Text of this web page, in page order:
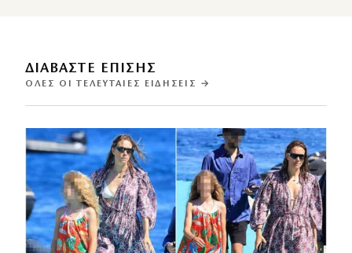
ΔΙΑΒΑΣΤΕ ΕΠΙΣΗΣ
ΌΛΕΣ ΟΙ ΤΕΛΕΥΤΑΊΕΣ ΕΙΔΉΣΕΙΣ →